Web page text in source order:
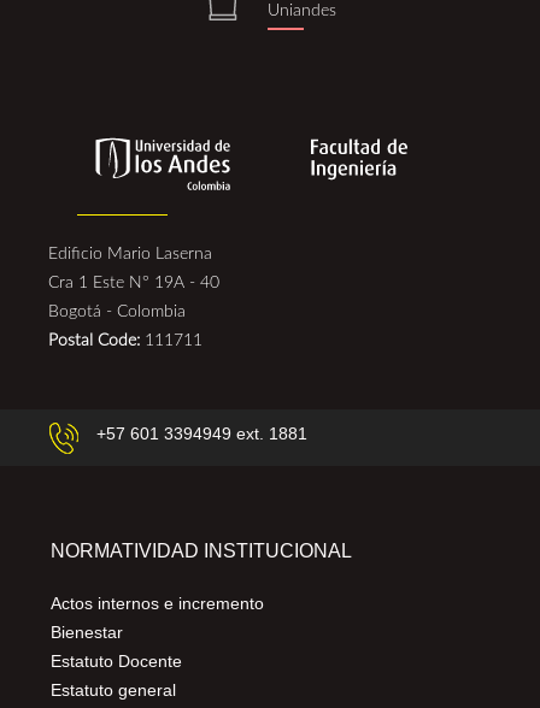
Uniandes
Edificio Mario Laserna
Cra 1 Este N° 19A - 40
Bogotá - Colombia
Postal Code: 111711
+57 601 3394949 ext. 1881
NORMATIVIDAD INSTITUCIONAL
Actos internos e incremento
Bienestar
Estatuto Docente
Estatuto general